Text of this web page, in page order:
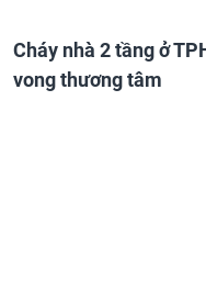
Cháy nhà 2 tầng ở
vong thương tâm